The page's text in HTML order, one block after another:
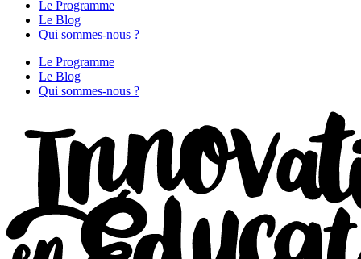
Le Programme
Le Blog
Qui sommes-nous ?
Le Programme
Le Blog
Qui sommes-nous ?